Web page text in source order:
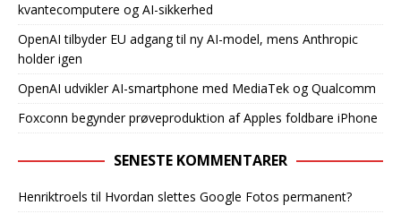
kvantecomputere og AI-sikkerhed
OpenAI tilbyder EU adgang til ny AI-model, mens Anthropic
holder igen
OpenAI udvikler AI-smartphone med MediaTek og Qualcomm
Foxconn begynder prøveproduktion af Apples foldbare iPhone
SENESTE KOMMENTARER
Henriktroels til Hvordan slettes Google Fotos permanent?